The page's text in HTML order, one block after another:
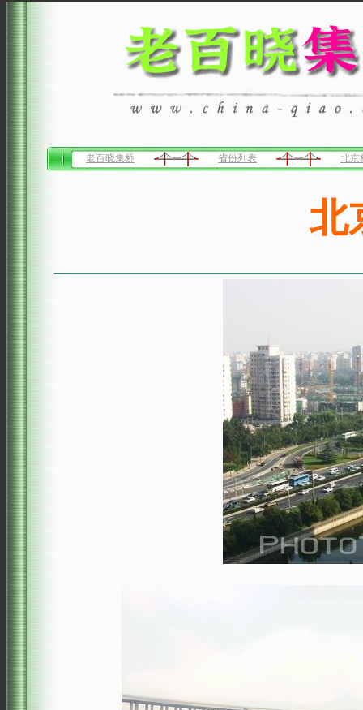
老百晓集桥 省份列表 北京
北